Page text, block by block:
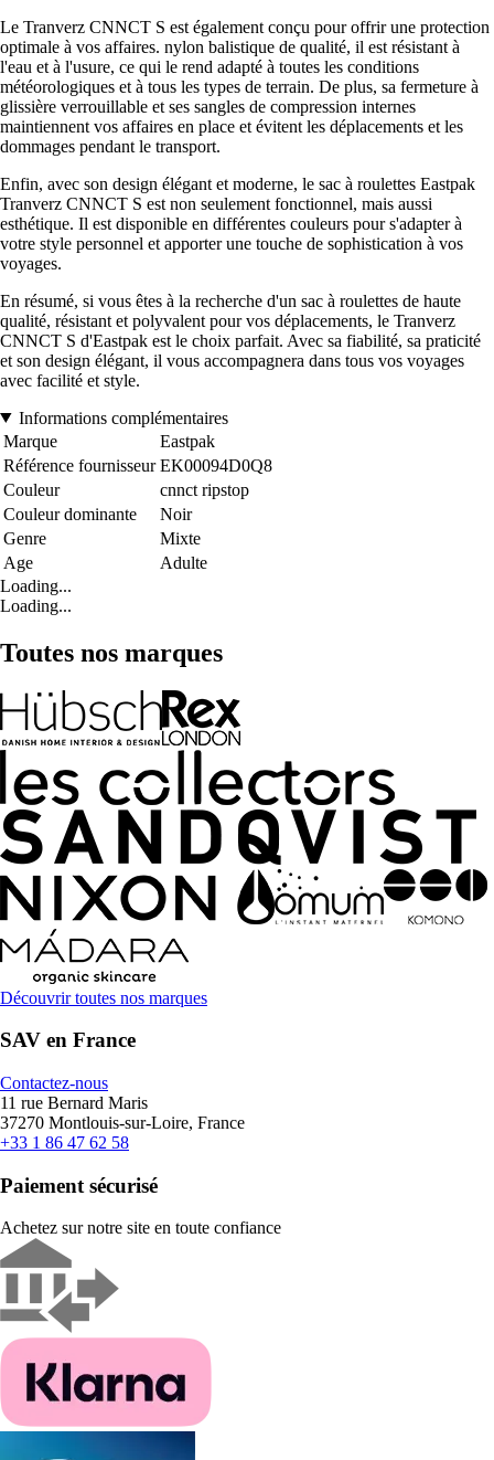
Le Tranverz CNNCT S est également conçu pour offrir une protection
optimale à vos affaires. nylon balistique de qualité, il est résistant à
l'eau et à l'usure, ce qui le rend adapté à toutes les conditions
météorologiques et à tous les types de terrain. De plus, sa fermeture à
glissière verrouillable et ses sangles de compression internes
maintiennent vos affaires en place et évitent les déplacements et les
dommages pendant le transport.
Enfin, avec son design élégant et moderne, le sac à roulettes Eastpak
Tranverz CNNCT S est non seulement fonctionnel, mais aussi
esthétique. Il est disponible en différentes couleurs pour s'adapter à
votre style personnel et apporter une touche de sophistication à vos
voyages.
En résumé, si vous êtes à la recherche d'un sac à roulettes de haute
qualité, résistant et polyvalent pour vos déplacements, le Tranverz
CNNCT S d'Eastpak est le choix parfait. Avec sa fiabilité, sa praticité
et son design élégant, il vous accompagnera dans tous vos voyages
avec facilité et style.
Informations complémentaires
Marque
Eastpak
Référence fournisseur EK00094D0Q8
Couleur
cnnct ripstop
Couleur dominante
Noir
Genre
Mixte
Age
Adulte
Loading...
Loading...
Toutes nos marques
Découvrir toutes nos marques
SAV en France
Contactez-nous
11 rue Bernard Maris
37270 Montlouis-sur-Loire, France
+33 1 86 47 62 58
Paiement sécurisé
Achetez sur notre site en toute confiance